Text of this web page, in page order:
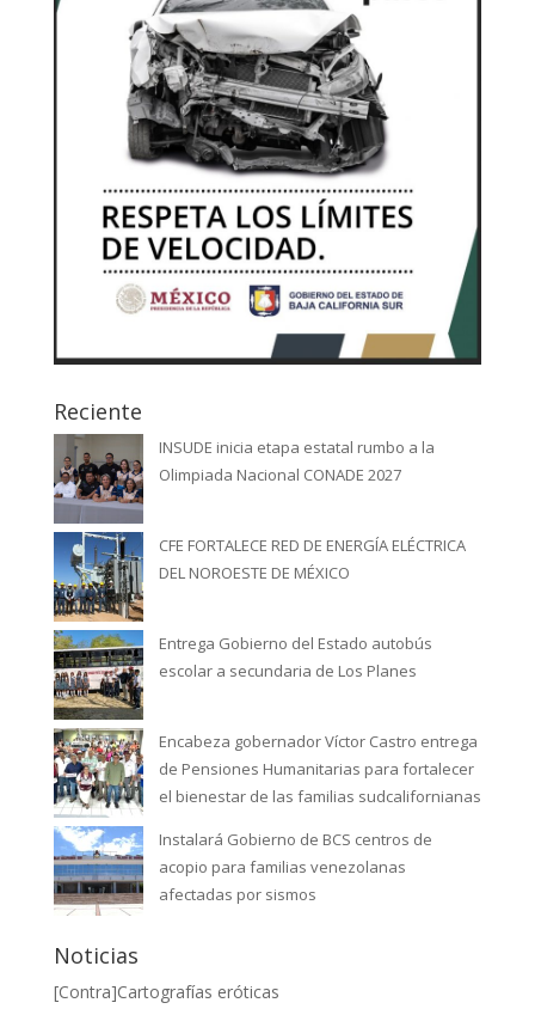
Reciente
INSUDE inicia etapa estatal rumbo a la
Olimpiada Nacional CONADE 2027
CFE FORTALECE RED DE ENERGÍA ELÉCTRICA
DEL NOROESTE DE MÉXICO
Entrega Gobierno del Estado autobús
escolar a secundaria de Los Planes
Encabeza gobernador Víctor Castro entrega
de Pensiones Humanitarias para fortalecer
el bienestar de las familias sudcalifornianas
Instalará Gobierno de BCS centros de
acopio para familias venezolanas
afectadas por sismos
Noticias
[Contra]Cartografías eróticas